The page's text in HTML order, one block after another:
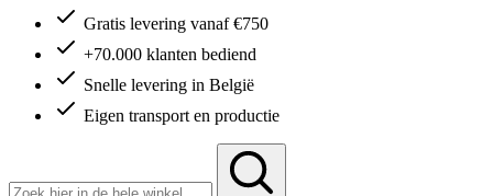
Gratis levering vanaf €750
+70.000 klanten bediend
Snelle levering in België
Eigen transport en productie